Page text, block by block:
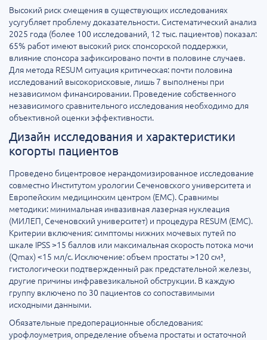
Высокий риск смещения в существующих исследованиях
усугубляет проблему доказательности. Систематический анализ
2025 года (более 100 исследований, 12 тыс. пациентов) показал:
65% работ имеют высокий риск спонсорской поддержки,
влияние спонсора зафиксировано почти в половине случаев.
Для метода RESUM ситуация критическая: почти половина
исследований высокорисковые, лишь 7 выполнены при
независимом финансировании. Проведение собственного
независимого сравнительного исследования необходимо для
объективной оценки эффективности.
Дизайн исследования и характеристики
когорты пациентов
Проведено бицентровое нерандомизированное исследование
совместно Институтом урологии Сеченовского университета и
Европейским медицинским центром (ЕМС). Сравнимы
методики: минимальная инвазивная лазерная нуклеация
(МИЛЕП, Сеченовский университет) и процедура RESUМ (ЕМС).
Критерии включения: симптомы нижних мочевых путей по
шкале IPSS >15 баллов или максимальная скорость потока мочи
(Qmax) <15 мл/с. Исключение: объем простаты >120 см³,
гистологически подтвержденный рак предстательной железы,
другие причины инфравезикальной обструкции. В каждую
группу включено по 30 пациентов со сопоставимыми
исходными данными.
Обязательные предоперационные обследования:
урофлоуметрия, определение объема простаты и остаточной